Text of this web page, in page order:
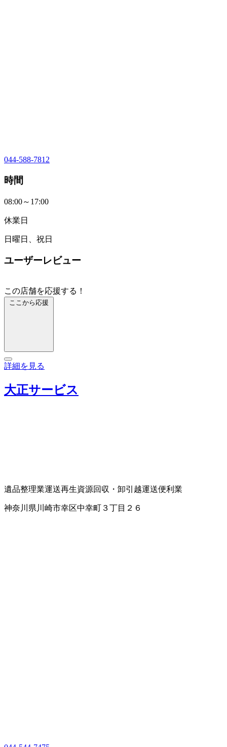
044-588-7812
時間
08:00～17:00
休業日
日曜日、祝日
ユーザーレビュー
この店舗を応援する！
ここから応援
詳細を見る
大正サービス
遺品整理業運送再生資源回収・卸引越運送便利業
神奈川県川崎市幸区中幸町３丁目２６